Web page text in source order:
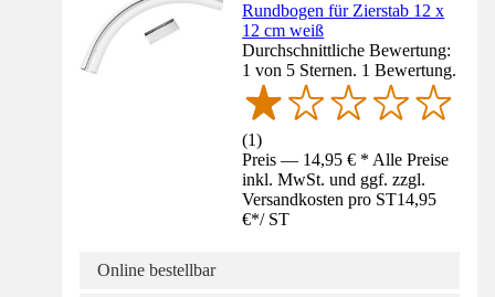
Rundbogen für Zierstab 12 x
12 cm weiß
Durchschnittliche Bewertung:
1 von 5 Sternen. 1 Bewertung.
(1)
Preis — 14,95 € * Alle Preise
inkl. MwSt. und ggf. zzgl.
Versandkosten pro ST14,95
€*/ ST
Online bestellbar